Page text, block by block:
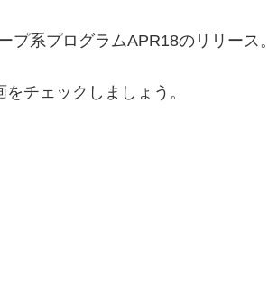
系プログラムAPR18のリリース。
チェックしましょう。